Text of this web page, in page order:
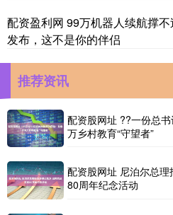
配资盈利网 99万机器人续航撑
发布，这不是你的伴侣
推荐资讯
配资股网址 ??一份总
万乡村教育“守望者”
配资股网址 尼泊尔总
80周年纪念活动